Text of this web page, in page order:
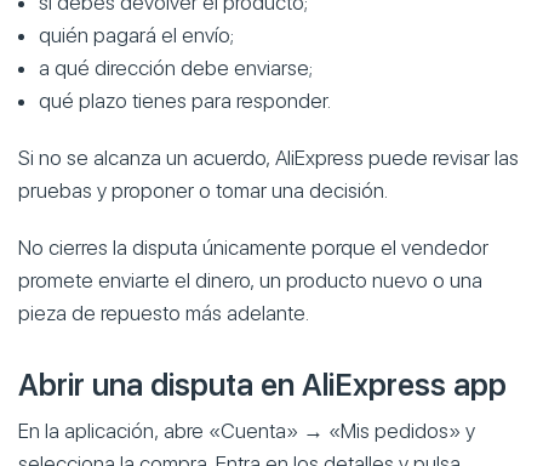
quién pagará el envío;
a qué dirección debe enviarse;
qué plazo tienes para responder.
Si no se alcanza un acuerdo, AliExpress puede revisar las
pruebas y proponer o tomar una decisión.
No cierres la disputa únicamente porque el vendedor
promete enviarte el dinero, un producto nuevo o una
pieza de repuesto más adelante.
Abrir una disputa en AliExpress app
En la aplicación, abre «Cuenta» → «Mis pedidos» y